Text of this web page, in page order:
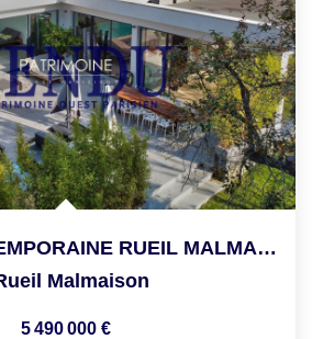
MAISON CONTEMPORAINE RUEIL MALMAISON - 14 Pièce(s) - 840 M2
Malmaison
5 490 000 €